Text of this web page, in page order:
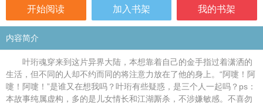
开始阅读 加入书架 我的书架
内容简介
叶珩魂穿来到这片异界大陆，本想靠着自己的金手指过着潇洒的
生活，但不同的人却不约而同的将注意力放在了他的身上。“阿嚏！阿
嚏！阿嚏！”是谁又在想我吗？叶珩有些疑惑，是三个人一起吗？ps：
本故事纯属虚构，多的是儿女情长和江湖厮杀，不涉嫌敏感。不喜勿